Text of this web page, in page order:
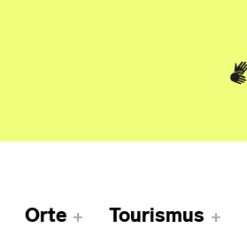
Orte Tourismus